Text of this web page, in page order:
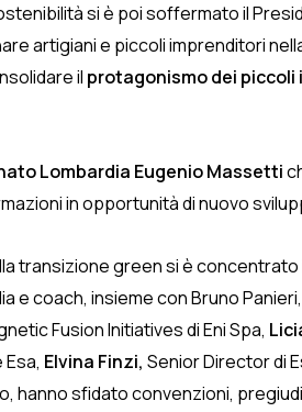
si è poi soffermato il
artigiani e piccoli imprenditori
il protagonismo dei piccoli
Lombardia Eugenio Massetti
in opportunità di nuovo
transizione green si è concentrato
e coach, insieme con Bruno
Fusion Initiatives di Eni Spa,
Elvina Finzi, Senior Director di
hanno sfidato convenzioni,